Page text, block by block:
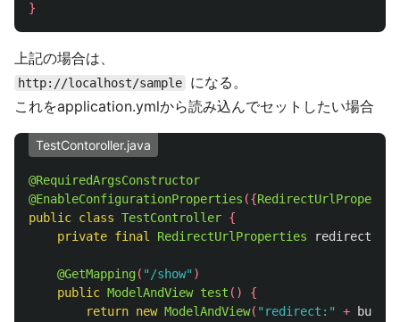
}
上記の場合は、
http://localhost/sample
になる。
これをapplication.ymlから読み込んでセットしたい場合
TestContoroller.java
@RequiredArgsConstructor
@EnableConfigurationProperties ({
public class TestController {
private final RedirectUrlProperties
@GetMapping( "/show" )
public ModelAndView test ()
{
return new ModelAndView( "redirect:" +